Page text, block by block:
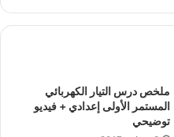
b
e
ملخص درس التيار الكهربائي
المستمر الأولى إعدادي + فيديو
توضيحي